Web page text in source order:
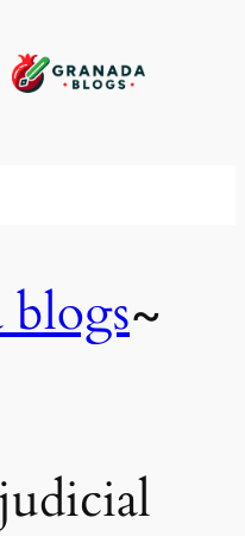
blogs~
judicial